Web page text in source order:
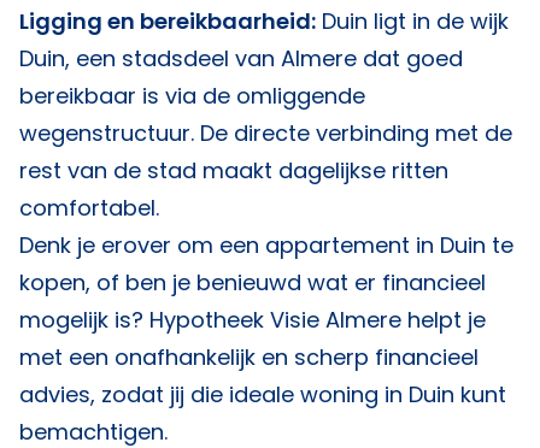
Ligging en bereikbaarheid: Duin ligt in de wijk
Duin, een stadsdeel van Almere dat goed
bereikbaar is via de omliggende
wegenstructuur. De directe verbinding met de
rest van de stad maakt dagelijkse ritten
comfortabel.
Denk je erover om een appartement in Duin te
kopen, of ben je benieuwd wat er financieel
mogelijk is? Hypotheek Visie Almere helpt je
met een onafhankelijk en scherp financieel
advies, zodat jij die ideale woning in Duin kunt
bemachtigen.